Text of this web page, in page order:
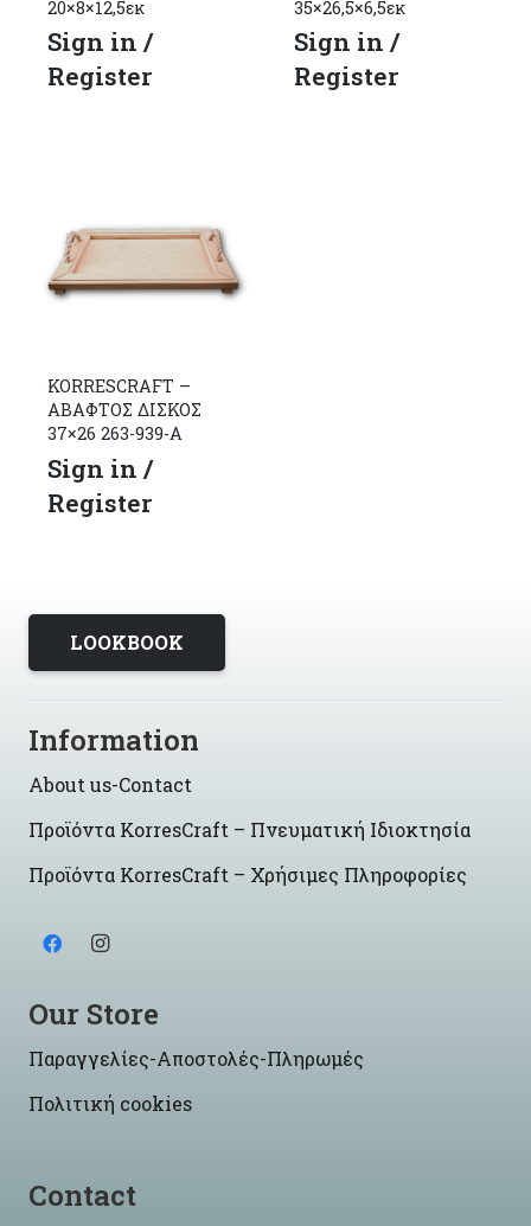
20×8×12,5εκ
Sign in /
Register
35×26,5×6,5εκ
Sign in /
Register
KORRESCRAFT –
ΑΒΑΦΤΟΣ ΔΙΣΚΟΣ
37×26 263-939-Α
Sign in /
Register
LOOKBOOK
Information
About us-Contact
Προϊόντα KorresCraft – Πνευματική Ιδιοκτησία
Προϊόντα KorresCraft – Χρήσιμες Πληροφορίες
Our Store
Παραγγελίες-Αποστολές-Πληρωμές
Πολιτική cookies
Contact